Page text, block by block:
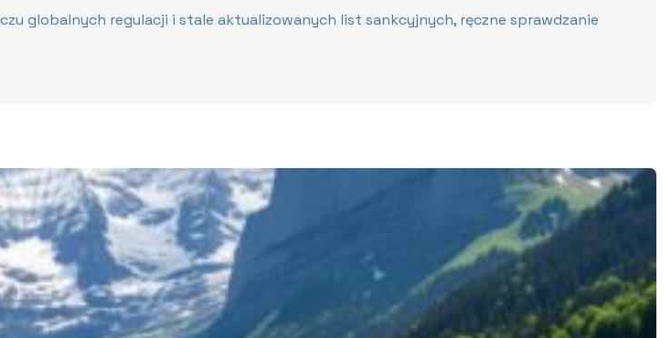
globalnych regulacji i stale aktualizowanych list sankcyjnych, ręczne sprawdzanie